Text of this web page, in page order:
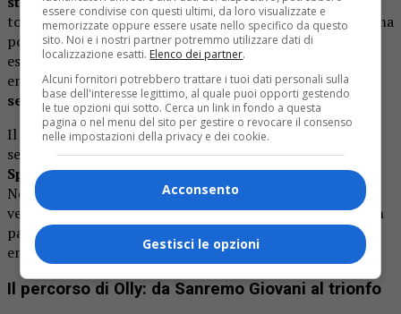
toccando corde emotive universali. La melodia, semplice ma
potente, ha conquistato il pubblico fin dalla prima
esibizione, mentre la performance di Olly, carica di
emozione, ha ricevuto unastanding ovation durante la
serata finale.
Il brano ha scalato leclassifiche digitali
settimana del Festival, monopolizzando latop 10 di
Spotify e YouTube. Secondo i dati FIMI, “Balorda
Nostalgia” si è posizionata al primo posto tra i singoli più
venduti, confermando il consenso del pubblico giovane, in
particolare della
entusiasmo il percorso dell’artista.
Il percorso di Olly: da Sanremo Giovani al trionfo
essere condivise con questi ultimi, da loro visualizzate e
memorizzate oppure essere usate nello specifico da questo
sito. Noi e i nostri partner potremmo utilizzare dati di
localizzazione esatti. Elenco dei partner.
Alcuni fornitori potrebbero trattare i tuoi dati personali sulla
base dell'interesse legittimo, al quale puoi opporti gestendo
le tue opzioni qui sotto. Cerca un link in fondo a questa
pagina o nel menu del sito per gestire o revocare il consenso
nelle impostazioni della privacy e dei cookie.
Acconsento
Gestisci le opzioni